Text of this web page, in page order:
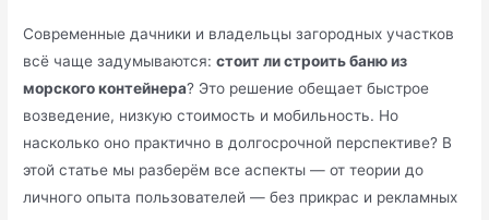
Современные дачники и владельцы загородных участков
всё чаще задумываются:стоит ли строить баню из
морского контейнера? Это решение обещает быстрое
возведение, низкую стоимость и мобильность. Но
насколько оно практично в долгосрочной перспективе? В
этой статье мы разберём все аспекты — от теории до
личного опыта пользователей — без прикрас и рекламных